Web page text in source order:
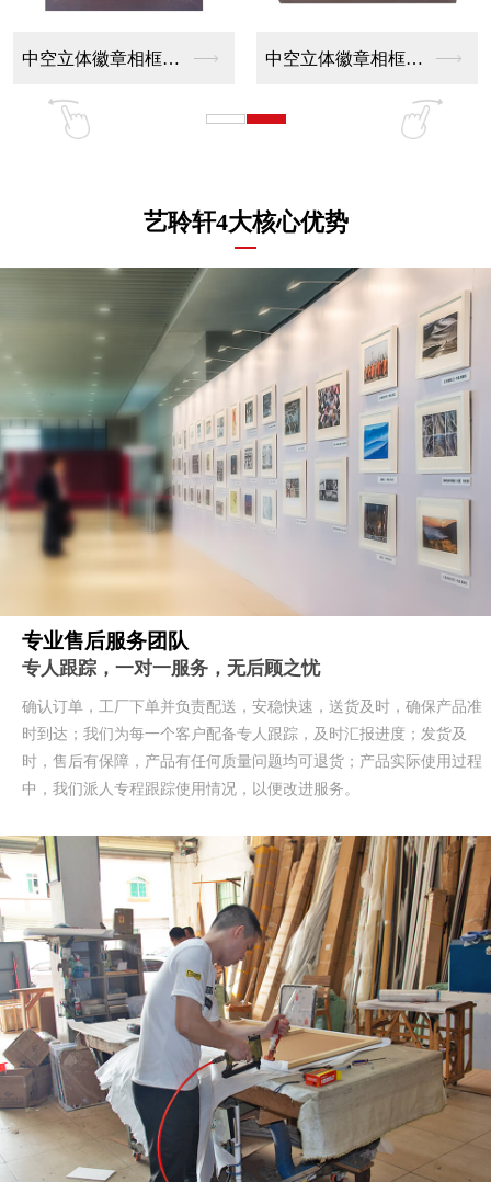
中空立体徽章相框工艺 中空立体徽章相框定做
艺聆轩4大核心优势
专业售后服务团队
专人跟踪，一对一服务，无后顾之忧
确认订单，工厂下单并负责配送，安稳快速，送货及时，确保产品准
时到达；我们为每一个客户配备专人跟踪，及时汇报进度；发货及
时，售后有保障，产品有任何质量问题均可退货；产品实际使用过程
中，我们派人专程跟踪使用情况，以便改进服务。